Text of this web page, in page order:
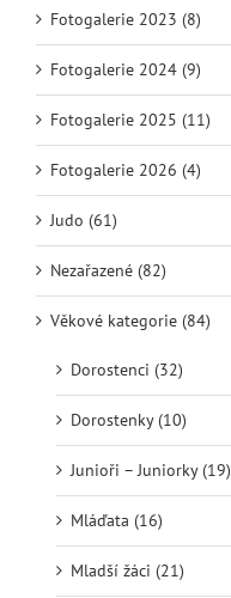
Fotogalerie 2023 (8)
Fotogalerie 2024 (9)
Fotogalerie 2025 (11)
Fotogalerie 2026 (4)
Judo (61)
Nezařazené (82)
Věkové kategorie (84)
Dorostenci (32)
Dorostenky (10)
Junioři – Juniorky (19)
Mláďata (16)
Mladší žáci (21)